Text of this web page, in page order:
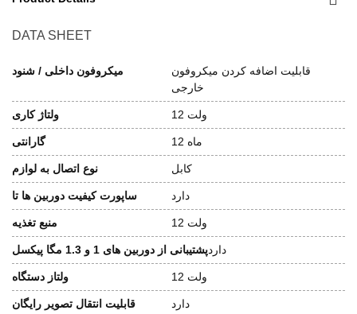
DATA SHEET
میکروفون داخلی / شنود
قابلیت اضافه کردن میکروفون
خارجی
ولتاژ کاری 12 ولت
گارانتی 12 ماه
نوع اتصال به لوازم کابل
ساپورت کیفیت دوربین ها تا دارد
منبع تغذیه 12 ولت
پشتیبانی از دوربین های 1 و 1.3 مگا پیکسلدارد
ولتاز دستگاه 12 ولت
قابلیت انتقال تصویر رایگان دارد